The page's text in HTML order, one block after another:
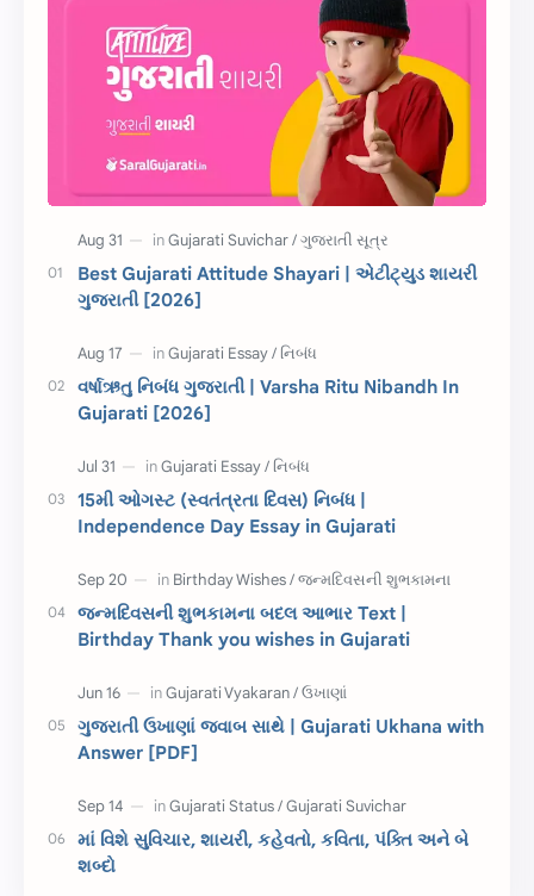
આરતી
અહેવાલ લેખન શુભેચ્છા સંદેશ
ગુજરાતી શબ્દો
ધોરણ 5 માહિતી
ગુજરાતી સૂત્ર
ચાલીસા
દિવાળી સમાનાર્થી શબ્દો
સ્પીચ ગુજરાતી
રક્ષાબંધન 26 જાન્યુઆરી
જાણવા જેવું ધોરણ 8
શિક્ષક દિવસ ઉત્તરાયણ
કહેવતો Birthday Wishes
Gujarati Slogans Gujarati Speech
ગુજરાતી વ્યાકરણ
જ્ઞાન સાધના પરીક્ષા Lekhan
Merit List
Best Gujarati Attitude Shayari | એટીટ્યુડ શાયરી
ગુજરાતી [2026]
વર્ષાઋતુ નિબંધ ગુજરાતી | Varsha Ritu Nibandh In
Gujarati [2026]
15મી ઓગસ્ટ (સ્વતંત્રતા દિવસ) નિબંધ |
Independence Day Essay in Gujarati
જન્મદિવસની શુભકામના બદલ આભાર Text |
Birthday Thank you wishes in Gujarati
ગુજરાતી ઉખાણાં જવાબ સાથે | Gujarati Ukhana with
Answer [PDF]
માં વિશે સુવિચાર, શાયરી, કહેવતો, કવિતા, પંક્તિ અને બે
શબ્દો